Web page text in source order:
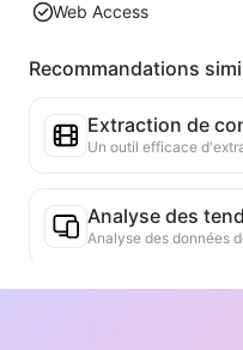
Web Access
Recommandations
Extraction de
Analyse des